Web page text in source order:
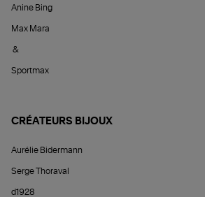
Anine Bing
Max Mara
&
Sportmax
CRÉATEURS BIJOUX
Aurélie Bidermann
Serge Thoraval
d1928